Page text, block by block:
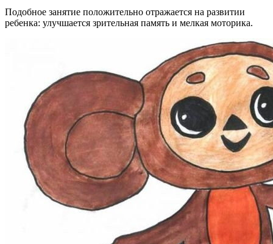
Подобное занятие положительно отражается на развитии
ребенка: улучшается зрительная память и мелкая моторика.